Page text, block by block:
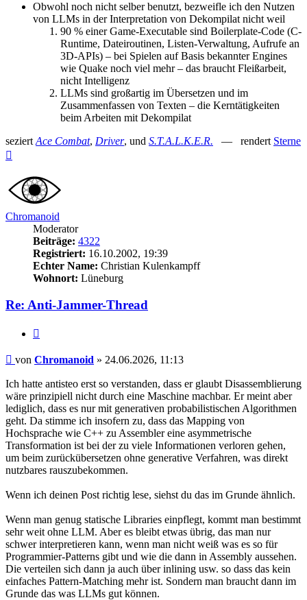
Obwohl noch nicht selber benutzt, bezweifle ich den Nutzen
von LLMs in der Interpretation von Dekompilat nicht weil
90 % einer Game-Executable sind Boilerplate-Code (C-
Runtime, Dateiroutinen, Listen-Verwaltung, Aufrufe an
3D-APIs) – bei Spielen auf Basis bekannter Engines
wie Quake noch viel mehr – das braucht Fleißarbeit,
nicht Intelligenz
LLMs sind großartig im Übersetzen und im
Zusammenfassen von Texten – die Kerntätigkeiten
beim Arbeiten mit Dekompilat
seziert Ace Combat, Driver, und S.T.A.L.K.E.R. — rendert Sterne
Chromanoid
Moderator
Beiträge: 4322
Registriert: 16.10.2002, 19:39
Echter Name: Christian Kulenkampff
Wohnort: Lüneburg
Re: Anti-Jammer-Thread
Beitrag
von Chromanoid » 24.06.2026, 11:13
Ich hatte antisteo erst so verstanden, dass er glaubt Disassemblierung
wäre prinzipiell nicht durch eine Maschine machbar. Er meint aber
lediglich, dass es nur mit generativen probabilistischen Algorithmen
geht. Da stimme ich insofern zu, dass das Mapping von
Hochsprache wie C++ zu Assembler eine asymmetrische
Transformation ist bei der zu viele Informationen verloren gehen,
um beim zurückübersetzen ohne generative Verfahren, was direkt
nutzbares rauszubekommen.
Wenn ich deinen Post richtig lese, siehst du das im Grunde ähnlich.
Wenn man genug statische Libraries einpflegt, kommt man bestimmt
sehr weit ohne LLM. Aber es bleibt etwas übrig, das man nur
schwer interpretieren kann, wenn man nicht weiß was es so für
Programmier-Patterns gibt und wie die dann in Assembly aussehen.
Die verteilen sich dann ja auch über inlining usw. so dass das kein
einfaches Pattern-Matching mehr ist. Sondern man braucht dann im
Grunde das was LLMs gut können.